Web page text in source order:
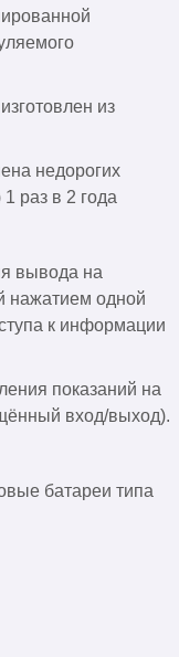
из
недорогих
раз в 2 года
вывода на
нажатием одной
к информации
показаний на
вход/выход).
батареи типа